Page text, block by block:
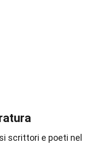
scrittori e poeti nel